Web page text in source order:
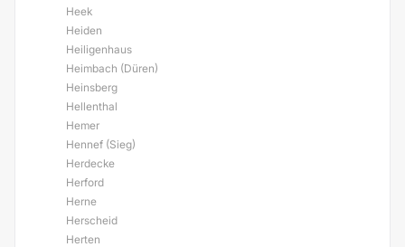
Heek
Heiden
Heiligenhaus
Heimbach (Düren)
Heinsberg
Hellenthal
Hemer
Hennef (Sieg)
Herdecke
Herford
Herne
Herscheid
Herten